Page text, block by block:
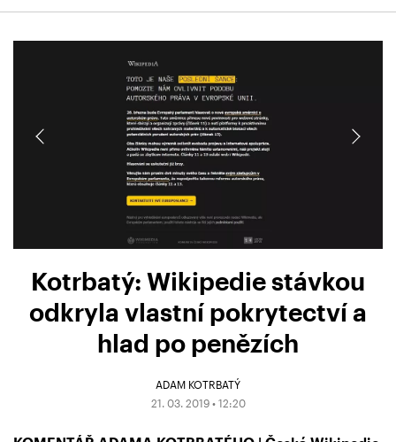
Kotrbatý: Wikipedie stávkou
odkryla vlastní pokrytectví a
hlad po penězích
ADAM KOTRBATÝ
21. 03. 2019 • 12:20